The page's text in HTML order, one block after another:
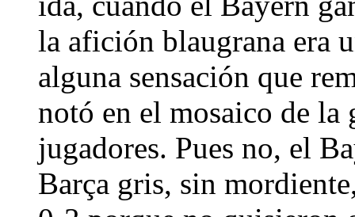
la afición blaugrana era
alguna sensación que
notó en el mosaico de la
jugadores. Pues no, el
Barça gris, sin